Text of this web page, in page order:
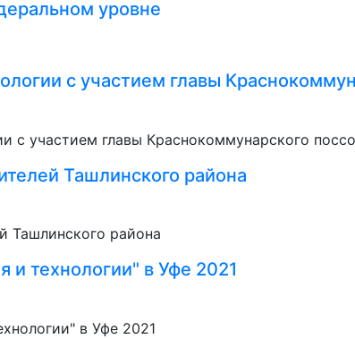
уровне
с участием главы
Ташлинского района
и технологии" в Уфе 2021